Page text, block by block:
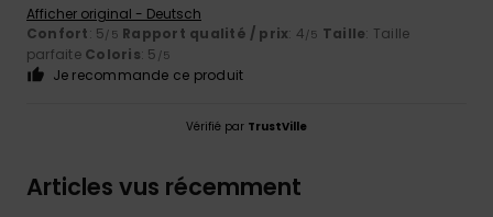
Afficher original - Deutsch
Confort: 5/5 Rapport qualité / prix: 4/5 Taille: Taille
parfaite Coloris: 5 /5
Je recommande ce produit
Vérifié par TrustVille
Articles vus récemment